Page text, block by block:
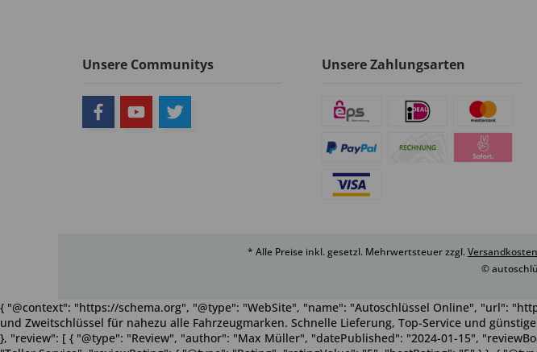
Unsere Communitys Unsere Zahlungsarten
* Alle Preise inkl. gesetzl. Mehrwertsteuer zzgl.Versandkosten
©
{ "@context": "https://schema.org", "@type": "WebSite", "name": "Autoschlüssel Online", "url":
und Zweitschlüssel für nahezu alle Fahrzeugmarken. Schnelle Lieferung, Top-Service und
}, "review": [ { "@type": "Review", "author": "Max Müller", "datePublished": "2024-01-15",